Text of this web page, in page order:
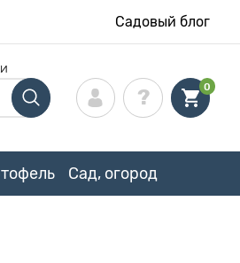
Садовый блог
0
Сад, огород